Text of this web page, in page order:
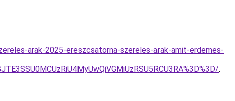
arak-2025-ereszcsatorna-szereles-arak-amit-erdemes-
.